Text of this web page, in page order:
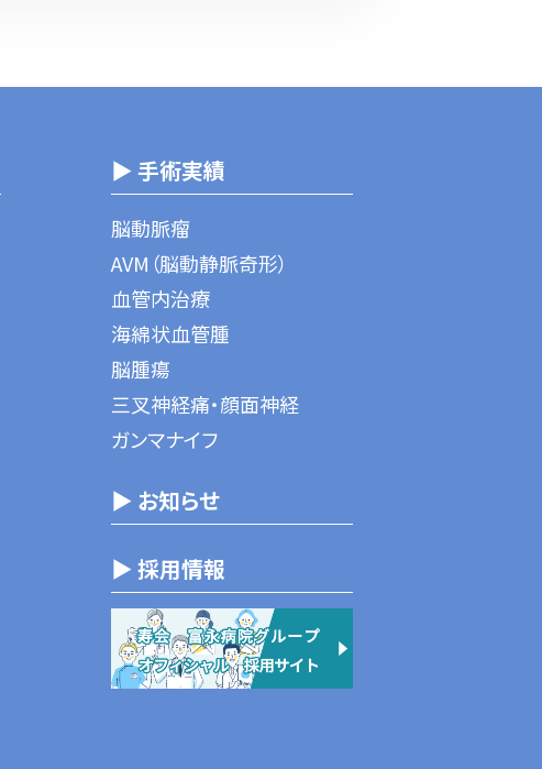
▶ 手術実績
脳動脈瘤
AVM（脳動静脈奇形）
血管内治療
海綿状血管腫
脳腫瘍
三叉神経痛・顔面神経
ガンマナイフ
▶ お知らせ
▶ 採用情報